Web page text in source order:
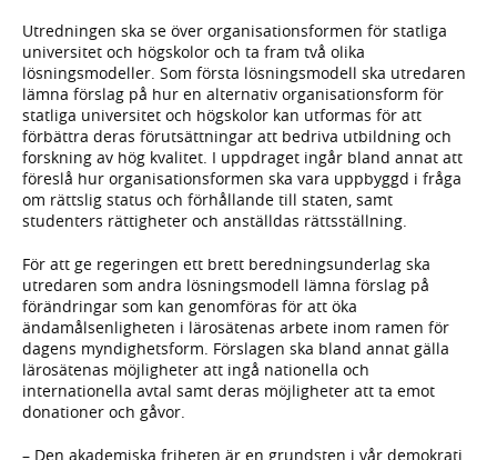
Utredningen ska se över organisationsformen för statliga
universitet och högskolor och ta fram två olika
lösningsmodeller. Som första lösningsmodell ska utredaren
lämna förslag på hur en alternativ organisationsform för
statliga universitet och högskolor kan utformas för att
förbättra deras förutsättningar att bedriva utbildning och
forskning av hög kvalitet. I uppdraget ingår bland annat att
föreslå hur organisationsformen ska vara uppbyggd i fråga
om rättslig status och förhållande till staten, samt
studenters rättigheter och anställdas rättsställning.
För att ge regeringen ett brett beredningsunderlag ska
utredaren som andra lösningsmodell lämna förslag på
förändringar som kan genomföras för att öka
ändamålsenligheten i lärosätenas arbete inom ramen för
dagens myndighetsform. Förslagen ska bland annat gälla
lärosätenas möjligheter att ingå nationella och
internationella avtal samt deras möjligheter att ta emot
donationer och gåvor.
– Den akademiska friheten är en grundsten i vår demokrati.